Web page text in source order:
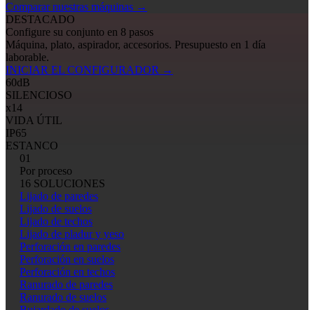
Comparar nuestras máquinas →
DESTACADO
Configure su conjunto en 8 pasos
Máquina, plato, aspirador, accesorios. Presupuesto en 1 día
laborable.
INICIAR EL CONFIGURADOR →
60dB
SILENCIOSO
x14
VIDA ÚTIL
IP65
ESTANCO
01
Por proceso
16 SOLUCIONES
Lijado de paredes
Lijado de suelos
Lijado de techos
Lijado de pladur y yeso
Perforación en paredes
Perforación en suelos
Perforación en techos
Ranurado de paredes
Ranurado de suelos